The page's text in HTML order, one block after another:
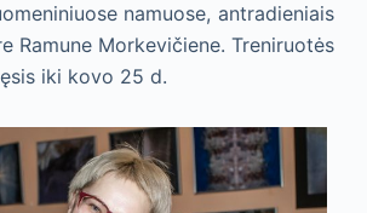
namuose, antradieniais
Ramune Morkevičiene. Treniruotės
iki kovo 25 d.